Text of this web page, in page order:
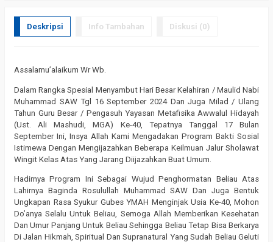
Deskripsi Info Tambahan Diskusi (0)
Assalamu’alaikum Wr Wb.
Dalam Rangka Spesial Menyambut Hari Besar Kelahiran / Maulid Nabi
Muhammad SAW Tgl 16 September 2024 Dan Juga Milad / Ulang
Tahun Guru Besar / Pengasuh Yayasan Metafisika Awwalul Hidayah
(Ust. Ali Mashudi, MGA) Ke-40, Tepatnya Tanggal 17 Bulan
September Ini, Insya Allah Kami Mengadakan Program Bakti Sosial
Istimewa Dengan Mengijazahkan Beberapa Keilmuan Jalur Sholawat
Wingit Kelas Atas Yang Jarang Diijazahkan Buat Umum.
Hadirnya Program Ini Sebagai Wujud Penghormatan Beliau Atas
Lahirnya Baginda Rosulullah Muhammad SAW Dan Juga Bentuk
Ungkapan Rasa Syukur Gubes YMAH Menginjak Usia Ke-40, Mohon
Do’anya Selalu Untuk Beliau, Semoga Allah Memberikan Kesehatan
Dan Umur Panjang Untuk Beliau Sehingga Beliau Tetap Bisa Berkarya
Di Jalan Hikmah, Spiritual Dan Supranatural Yang Sudah Beliau Geluti